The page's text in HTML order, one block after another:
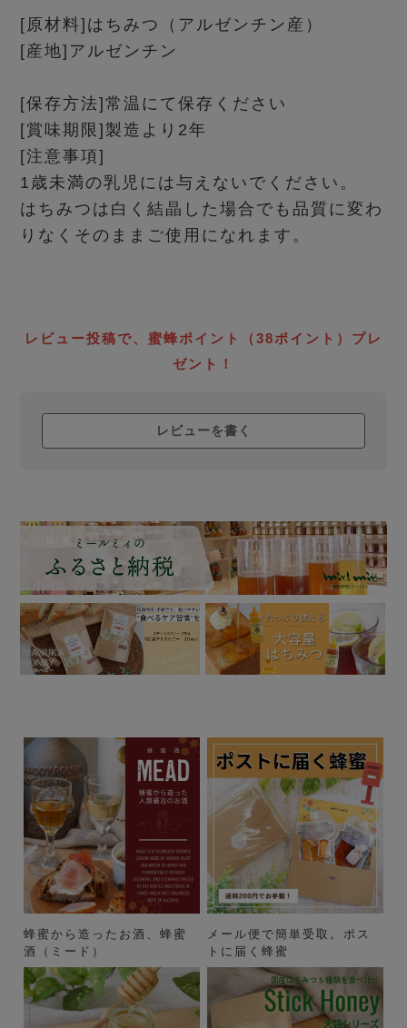
[原材料]はちみつ（アルゼンチン産）
[産地]アルゼンチン
[保存方法]常温にて保存ください
[賞味期限]製造より2年
[注意事項]
1歳未満の乳児には与えないでください。
はちみつは白く結晶した場合でも品質に変わ
りなくそのままご使用になれます。
レビュー投稿で、蜜蜂ポイント（38ポイント）プレ
ゼント！
レビューを書く
蜂蜜から造ったお酒、蜂蜜
酒（ミード）
メール便で簡単受取。ポス
トに届く蜂蜜